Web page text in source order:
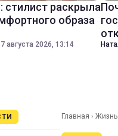
стилист раскрыла
образа
августа 2026, 13:14
Главная › Жизнь